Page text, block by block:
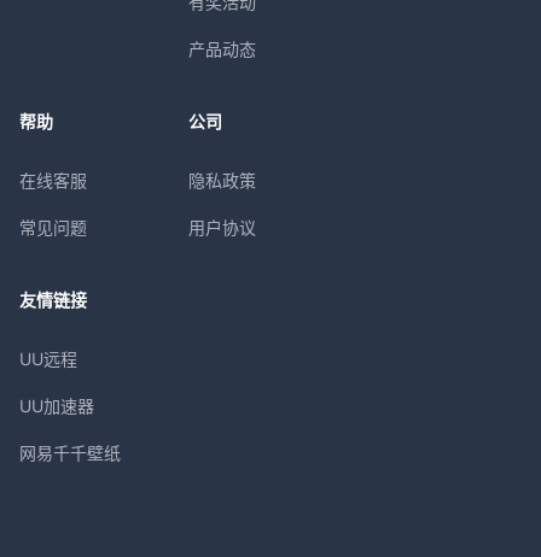
产品动态
帮助
在线客服
常见问题
公司
隐私政策
用户协议
友情链接
UU远程
UU加速器
网易千千壁纸